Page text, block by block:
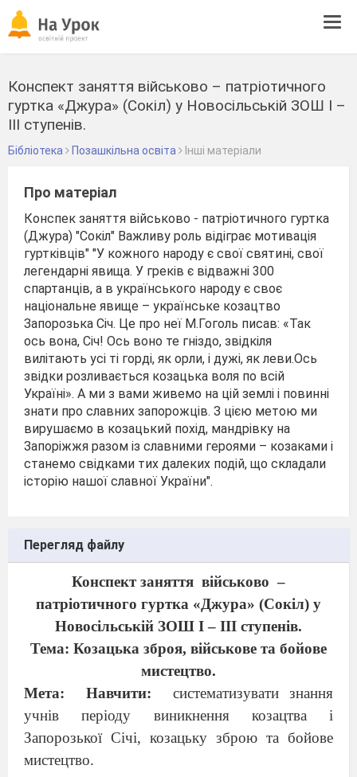
Конспект заняття військово – патріотичного
гуртка «Джура» (Сокіл) у Новосільській ЗОШ І –
ІІІ ступенів.
Бібліотека Позашкільна освіта Інші матеріали
Про матеріал
Конспек заняття військово - патріотичного гуртка
(Джура) "Сокіл" Важливу роль відіграє мотивація
гуртківців" "У кожного народу є свої святині, свої
легендарні явища. У греків є відважні 300
спартанців, а в українського народу є своє
національне явище – українське козацтво
Запорозька Січ. Це про неї М.Гоголь писав: «Так
ось вона, Січ! Ось воно те гніздо, звідкіля
вилітають усі ті горді, як орли, і дужі, як леви.Ось
звідки розливається козацька воля по всій
Україні». А ми з вами живемо на цій землі і повинні
знати про славних запорожців. З цією метою ми
вирушаємо в козацький похід, мандрівку на
Запоріжжя разом із славними героями – козаками і
станемо свідками тих далеких подій, що складали
історію нашої славної України".
Перегляд файлу
Конспект заняття військово –
патріотичного гуртка «Джура» (Сокіл) у
Новосільській ЗОШ І – ІІІ ступенів.
Тема: Козацька зброя, військове та бойове
мистецтво.
Мета:
Навчити:
систематизувати знання
учнів періоду виникнення козацтва і
Запорозької Січі, козацьку зброю та бойове
мистецтво.